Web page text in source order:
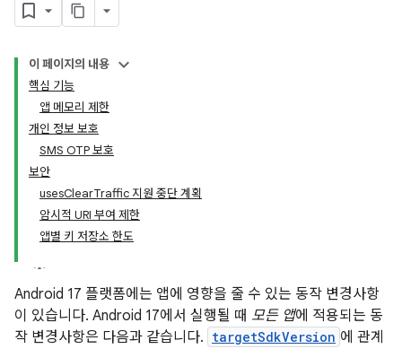
이 페이지의 내용
핵심 기능
앱 메모리 제한
개인 정보 보호
SMS OTP 보호
보안
usesClearTraffic 지원 중단 계획
암시적 URI 부여 제한
앱별 키 저장소 한도
Android 17 플랫폼에는 앱에 영향을 줄 수 있는 동작 변경사항
이 있습니다. Android 17에서 실행될 때 모든 앱에 적용되는 동
작 변경사항은 다음과 같습니다. targetSdkVersion 에 관계